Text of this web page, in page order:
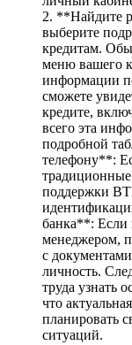
2. **Найдите
выберите
кредитам.
меню вашего
информации
сможете
кредите,
всего эта
подробной
телефону**:
поддержки
банка**: Если
менеджером,
с
личность.
труда узнать
что
планировать
ситуаций.